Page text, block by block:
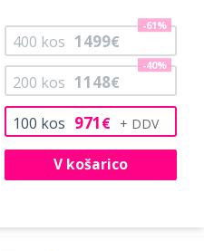
100 kos 971€
200 kos 1148€
-40%
400 kos 1499€
-61%
V košarico